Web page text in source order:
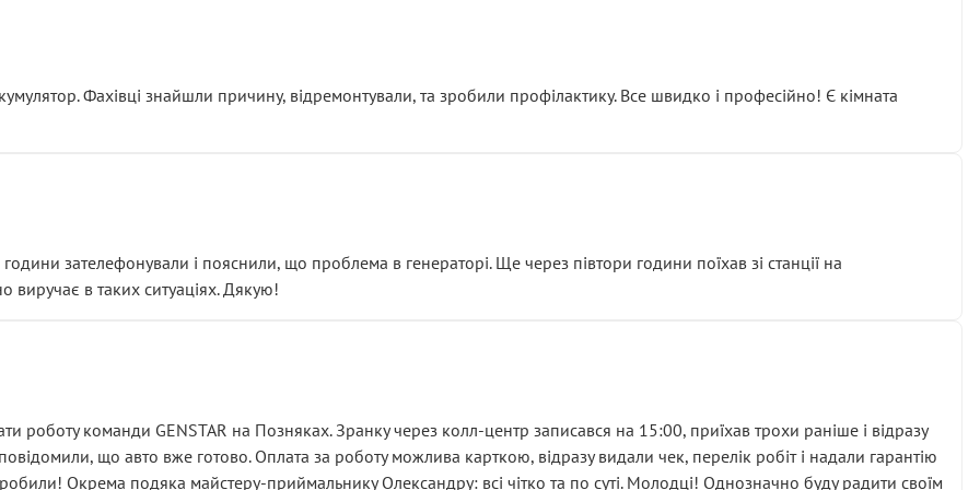
із головним гальмівним циліндром у зборі.
і тоді сервіс наче справив хороше враження. Але згодом знайшов декілька гайок під лобовим склом. Мені
хвилюватися. ( надіюсь новий власник, не застяг в полі))
підірвав.
а “аби швидше і дорожче”. Саме це і псує загальне враження та бажання повертатися.
Фахівці знайшли причину, відремонтували, та зробили профілактику. Все швидко і професійно! Є кімната
зателефонували і пояснили, що проблема в генераторі. Ще через півтори години поїхав зі станції на
виручає в таких ситуаціях. Дякую!
роботу команди GENSTAR на Позняках. Зранку через колл-центр записався на 15:00, приїхав трохи раніше і відразу
що авто вже готово. Оплата за роботу можлива карткою, відразу видали чек, перелік робіт і надали гарантію
Окрема подяка майстеру-приймальнику Олександру: всі чітко та по суті. Молодці! Однозначно буду радити своїм